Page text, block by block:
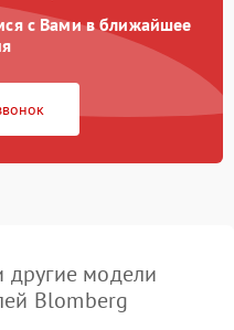
с Вами в ближайшее
модели
Blomberg